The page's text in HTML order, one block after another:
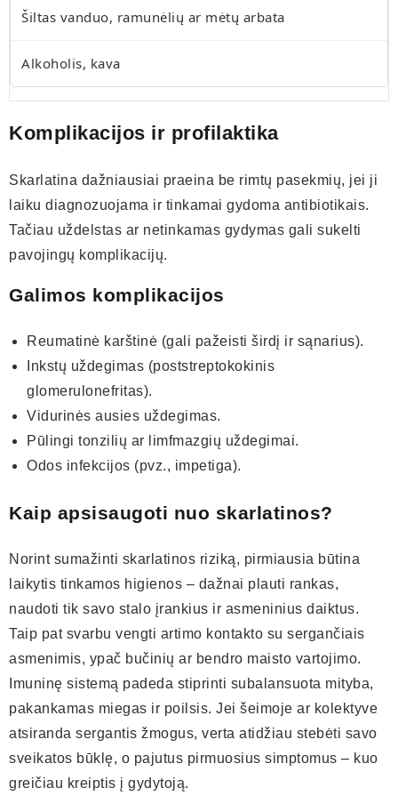
Šiltas vanduo, ramunėlių ar mėtų arbata
Alkoholis, kava
Komplikacijos ir profilaktika
Skarlatina dažniausiai praeina be rimtų pasekmių, jei ji
laiku diagnozuojama ir tinkamai gydoma antibiotikais.
Tačiau uždelstas ar netinkamas gydymas gali sukelti
pavojingų komplikacijų.
Galimos komplikacijos
Reumatinė karštinė (gali pažeisti širdį ir sąnarius).
Inkstų uždegimas (poststreptokokinis
glomerulonefritas).
Vidurinės ausies uždegimas.
Pūlingi tonzilių ar limfmazgių uždegimai.
Odos infekcijos (pvz., impetiga).
Kaip apsisaugoti nuo skarlatinos?
Norint sumažinti skarlatinos riziką, pirmiausia būtina
laikytis tinkamos higienos – dažnai plauti rankas,
naudoti tik savo stalo įrankius ir asmeninius daiktus.
Taip pat svarbu vengti artimo kontakto su sergančiais
asmenimis, ypač bučinių ar bendro maisto vartojimo.
Imuninę sistemą padeda stiprinti subalansuota mityba,
pakankamas miegas ir poilsis. Jei šeimoje ar kolektyve
atsiranda sergantis žmogus, verta atidžiau stebėti savo
sveikatos būklę, o pajutus pirmuosius simptomus – kuo
greičiau kreiptis į gydytoją.